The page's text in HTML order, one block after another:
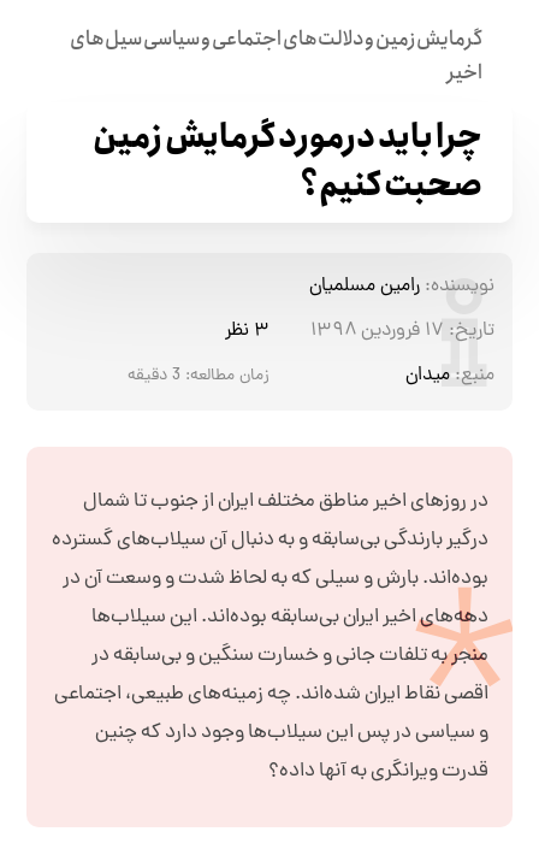
گرمایش زمین و دلالت‌های اجتماعی و سیاسی سیل‌های
اخیر
چرا باید درمورد گرمایش زمین
صحبت کنیم؟
نویسنده: رامین مسلمیان
تاریخ: ۱۷ فروردین ۱۳۹۸
۳ نظر
منبع: میدان زمان مطالعه: 3دقیقه
در روزهای اخیر مناطق مختلف ایران از جنوب تا شمال
درگیر بارندگی بیسابقه و به دنبال آن سیلاب‌های گسترده
بوده‌اند. بارش و سیلی که به لحاظ شدت و وسعت آن در
دهه‌های اخیر ایران بی‌سابقه بوده‌اند. این سیلاب‌ها
منجر به تلفات جانی و خسارت سنگین و بی‌سابقه در
اقصی نقاط ایران شده‌اند. چه زمینه‌های طبیعی، اجتماعی
و سیاسی در پس این سیلاب‌ها وجود دارد که چنین
قدرت ویرانگری به آنها داده؟